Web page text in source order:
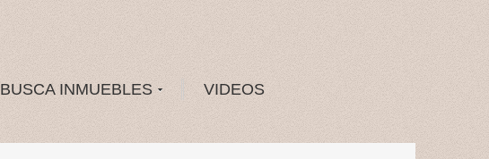
BUSCA INMUEBLES
VIDEOS